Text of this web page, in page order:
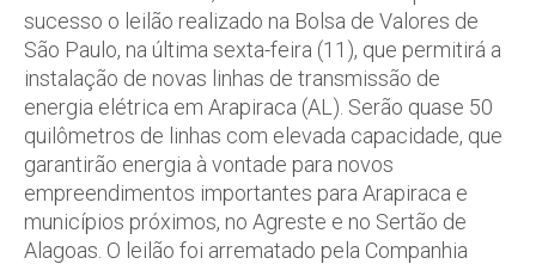
sucesso o leilão realizado na Bolsa de Valores de
São Paulo, na última sexta-feira (11), que permitirá a
instalação de novas linhas de transmissão de
energia elétrica em Arapiraca (AL). Serão quase 50
quilômetros de linhas com elevada capacidade, que
garantirão energia à vontade para novos
empreendimentos importantes para Arapiraca e
municípios próximos, no Agreste e no Sertão de
Alagoas. O leilão foi arrematado pela Companhia